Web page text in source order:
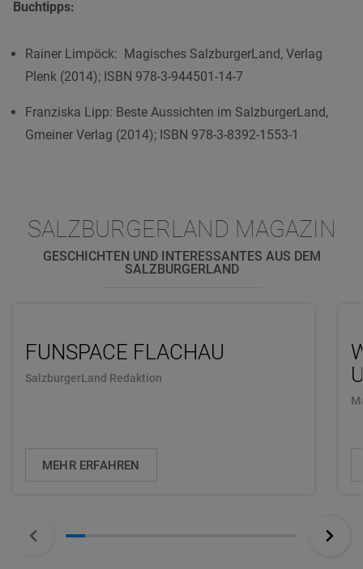
Buchtipps:
Rainer Limpöck: Magisches SalzburgerLand, Verlag
Plenk (2014); ISBN 978-3-944501-14-7
Franziska Lipp: Beste Aussichten im SalzburgerLand,
Gmeiner Verlag (2014); ISBN 978-3-8392-1553-1
SALZBURGERLAND MAGAZIN
GESCHICHTEN UND INTERESSANTES AUS DEM
SALZBURGERLAND
FUNSPACE FLACHAU
SalzburgerLand Redaktion
MEHR ERFAHREN